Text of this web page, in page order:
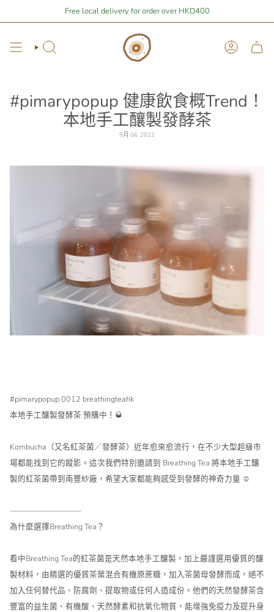
content
Free local delivery for order over HKD400
away from free local shipping 🚛📦 Stay Home Shopping | You are
Search Account
#pimarypopup 健康飲食概Trend！
本地手工釀製發酵茶
9月 06, 2021
#pimarypopup 0012 breathingteahk
本地手工釀製發酵茶 預購中！🥃
Kombucha（又名紅茶菌／發酵茶）近年愈來愈流行，在不少大型超級市
場都能找到它的蹤影。這次我們特別邀請到 Breathing Tea 將本地手工釀
製的紅茶菌帶到南豐紗廠，希望大家都能夠感受到發酵的神奇力量 ☺️
—————————
為什麼選擇Breathing Tea？
看中Breathing Tea的紅茶菌是天然本地手工釀製，加上嚴謹選用優質的釀
製材料，由精選的優質茶葉混合有機原蔗糖，加入茶菌母發酵而成， 絕不
加入任何替代品、防腐劑、提取物或任何人造成份。他們的天然發酵茶含
豐富的益生菌、有機酸、天然酵素和抗氧化物質，能增強免疫力及提升身